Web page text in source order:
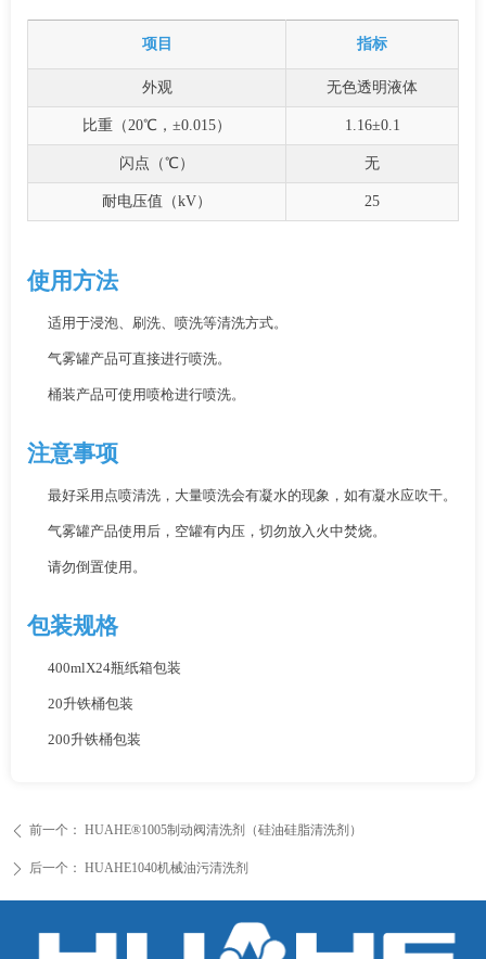
项目 指标
外观 无色透明液体
比重（20℃，±0.015） 1.16±0.1
闪点（℃） 无
耐电压值（kV） 25
使用方法
适用于浸泡、刷洗、喷洗等清洗方式。
气雾罐产品可直接进行喷洗。
桶装产品可使用喷枪进行喷洗。
注意事项
最好采用点喷清洗，大量喷洗会有凝水的现象，如有凝水应吹干。
气雾罐产品使用后，空罐有内压，切勿放入火中焚烧。
请勿倒置使用。
包装规格
400mlX24瓶纸箱包装
20升铁桶包装
200升铁桶包装
ꄴ 前一个： HUAHE®1005制动阀清洗剂（硅油硅脂清洗剂）
ꄲ 后一个： HUAHE1040机械油污清洗剂